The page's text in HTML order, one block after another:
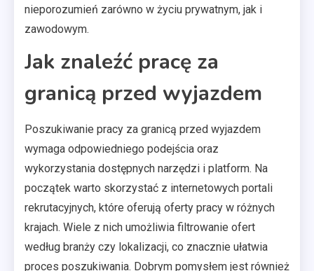
nieporozumień zarówno w życiu prywatnym, jak i
zawodowym.
Jak znaleźć pracę za
granicą przed wyjazdem
Poszukiwanie pracy za granicą przed wyjazdem
wymaga odpowiedniego podejścia oraz
wykorzystania dostępnych narzędzi i platform. Na
początek warto skorzystać z internetowych portali
rekrutacyjnych, które oferują oferty pracy w różnych
krajach. Wiele z nich umożliwia filtrowanie ofert
według branży czy lokalizacji, co znacznie ułatwia
proces poszukiwania. Dobrym pomysłem jest również